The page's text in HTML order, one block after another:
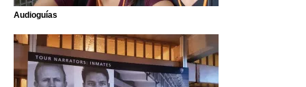
Audioguías